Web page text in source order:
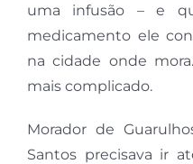
uma infusão – e
medicamento ele
na cidade onde
mais complicado.
Morador de
Santos precisava ir